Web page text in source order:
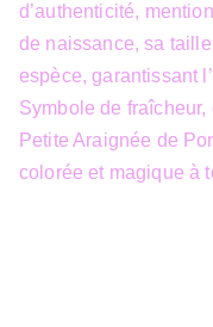
d’authenticité,
de naissance, sa
espèce, garantissant
Symbole de
Petite Araignée de
colorée et magique à